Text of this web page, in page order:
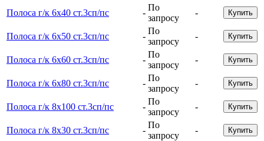
Полоса г/к 6х40 ст.3сп/пс -
По
запросу
- Купить
Полоса г/к 6х50 ст.3сп/пс -
По
запросу
- Купить
Полоса г/к 6х60 ст.3сп/пс -
По
запросу
- Купить
Полоса г/к 6х80 ст.3сп/пс -
По
запросу
- Купить
Полоса г/к 8х100 ст.3сп/пс -
По
запросу
- Купить
Полоса г/к 8х30 ст.3сп/пс -
По
запросу
- Купить